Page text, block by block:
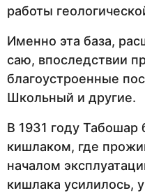
работы
Именно эта база,
саю, впоследствии
благоустроенные
Школьный и другие.
В 1931 году
кишлаком, где
началом
кишлака усилилось,